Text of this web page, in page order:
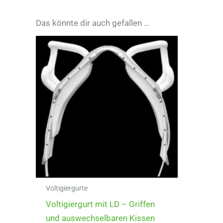
Das könnte dir auch gefallen …
Voltigiergurte
Voltigiergurt mit LD – Griffen
und auswechselbaren Kissen